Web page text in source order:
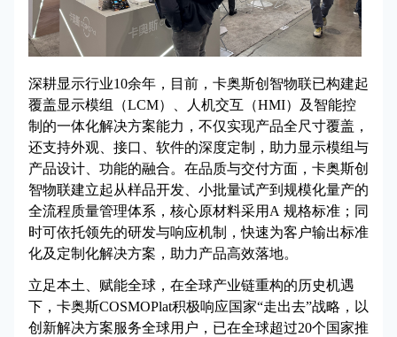
深耕显示行业10余年，目前，卡奥斯创智物联已构建起
覆盖显示模组（LCM）、人机交互（HMI）及智能控
制的一体化解决方案能力，不仅实现产品全尺寸覆盖，
还支持外观、接口、软件的深度定制，助力显示模组与
产品设计、功能的融合。在品质与交付方面，卡奥斯创
智物联建立起从样品开发、小批量试产到规模化量产的
全流程质量管理体系，核心原材料采用A 规格标准；同
时可依托领先的研发与响应机制，快速为客户输出标准
化及定制化解决方案，助力产品高效落地。
立足本土、赋能全球，在全球产业链重构的历史机遇
下，卡奥斯COSMOPlat积极响应国家“走出去”战略，以
创新解决方案服务全球用户，已在全球超过20个国家推